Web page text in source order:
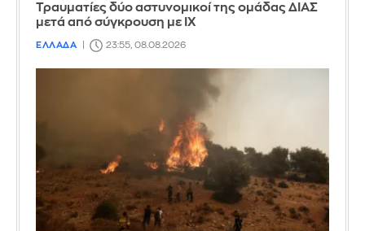
Τραυματίες δύο αστυνομικοί της ομάδας ΔΙΑΣ
μετά από σύγκρουση με ΙΧ
ΕΛΛΑΔΑ 23:55, 08.08.2026